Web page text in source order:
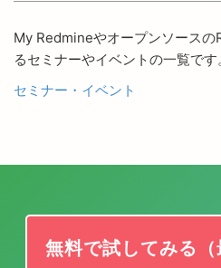
My Redmineやオープンソース
るセミナーやイベントの一覧です
セミナー・イベント
無料で試してみる（